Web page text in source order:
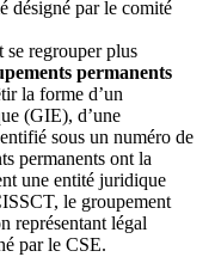
désigné par le comité
se regrouper plus
permanents
la forme d’un
(GIE), d’une
sous un numéro de
permanents ont la
une entité juridique
le groupement
représentant légal
par le CSE.